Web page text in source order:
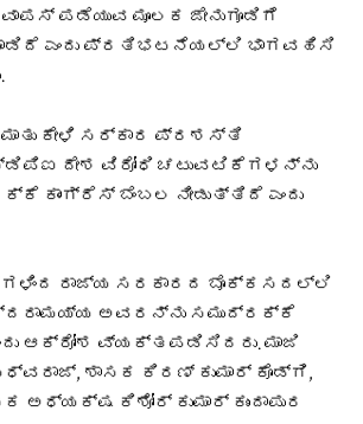
ಪಡೆಯುವ ಮೂಲಕ ಜೇನುಗೂಡಿಗೆ
ಎಂದು ಪ್ರತಿಭಟನೆಯಲ್ಲಿ ಭಾಗವಹಿಸಿ
ಕೇಳಿ ಸರ್ಕಾರ ಪ್ರಶಸ್ತಿ
ದೇಶ ವಿರೋಧಿ ಚಟುವಟಿಕೆಗಳನ್ನು
ಕಾಂಗ್ರೆಸ್‌ ಬೆಂಬಲ ನೀಡುತ್ತಿದೆ ಎಂದು
ರಾಜ್ಯ ಸರಕಾರದ ಬೊಕ್ಕಸದಲ್ಲಿ
ಅವರನ್ನು ಸಮುದ್ರಕ್ಕೆ
ಆಕ್ರೋಶ ವ್ಯಕ್ತಪಡಿಸಿದರು. ಮಾಜಿ
ಶಾಸಕ ಕಿರಣ್ ಕುಮಾರ್ ಕೊಡ್ಗಿ,
ಕಿಶೋರ್ ಕುಮಾರ್ ಕುಂದಾಪುರ